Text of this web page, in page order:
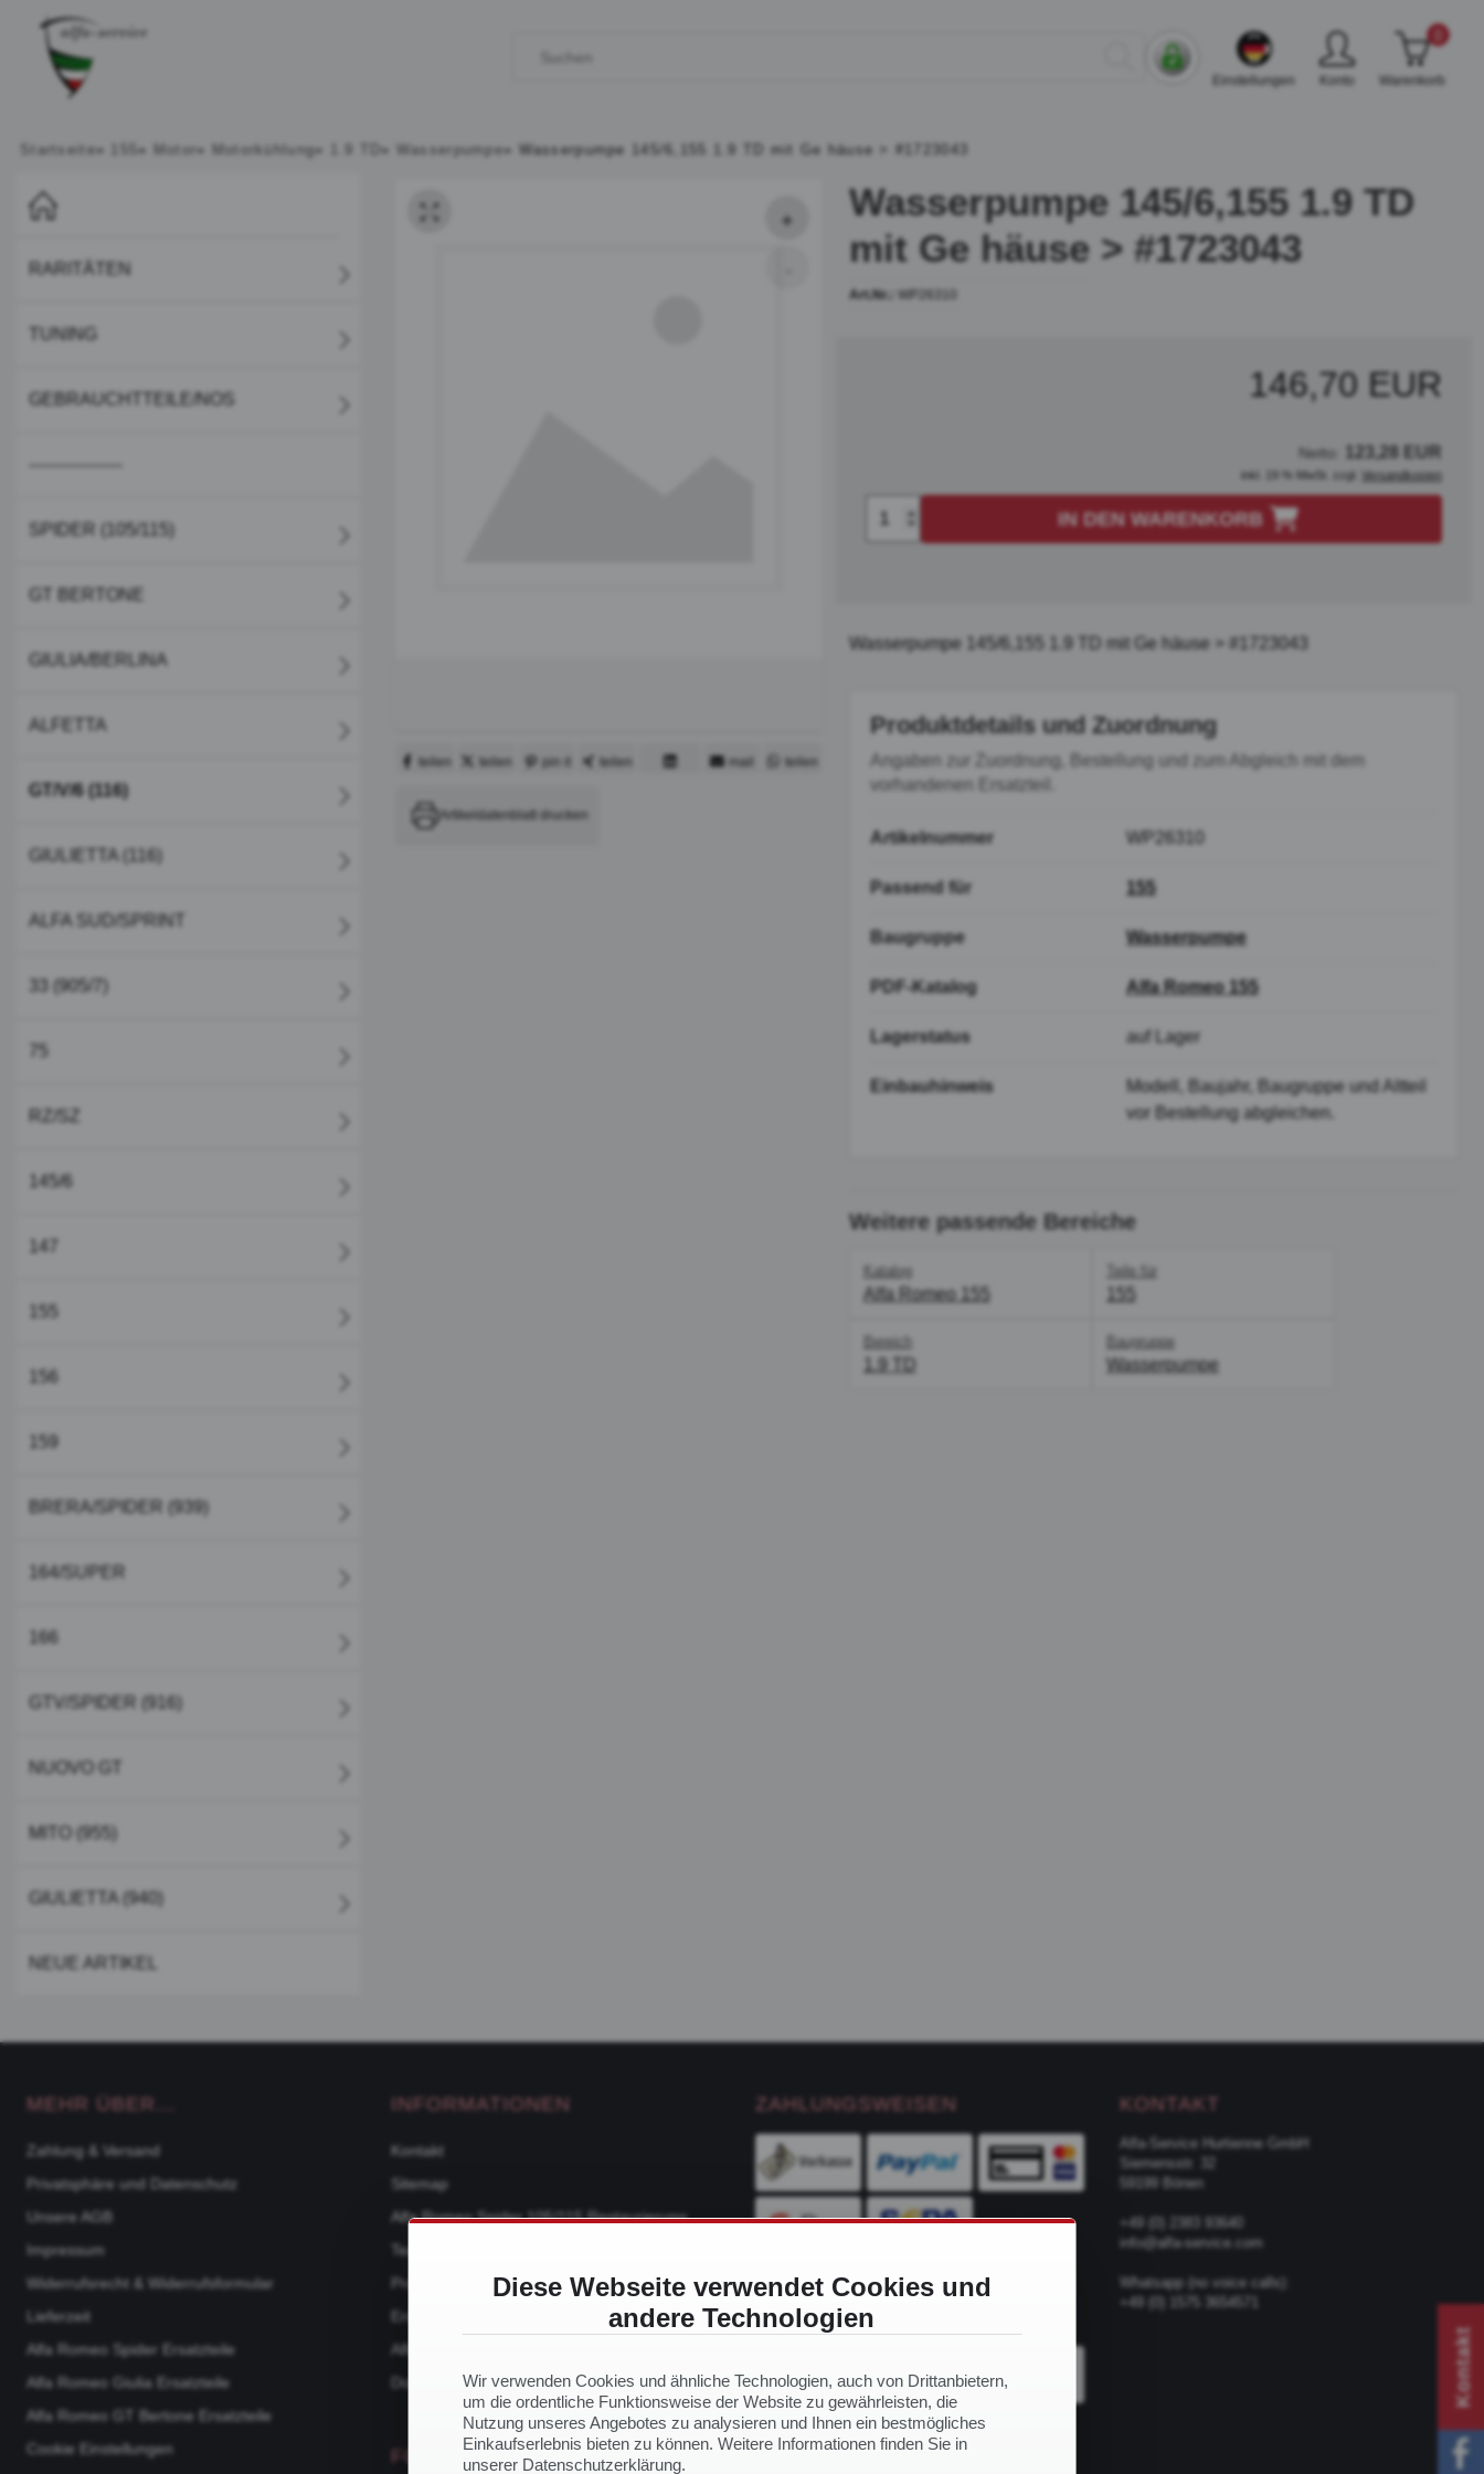
Einstellungen Konto Warenkorb
Startseite» » Motor » Motorkühlung» » Wasserpumpe» Wasserpumpe 145/6,155 1.9 TD mit Ge häuse > #1723043
RARITÄTEN
TUNING
GEBRAUCHTTEILE/NOS
SPIDER (105/115)
GT BERTONE
GIULIA/BERLINA
ALFETTA
GT/V/6 (116)
GIULIETTA (116)
ALFA SUD/SPRINT
33 (905/7)
75
RZ/SZ
145/6
147
156
BRERA/SPIDER (939)
164/SUPER
166
GTV/SPIDER (916)
NUOVO GT
MITO (955)
GIULIETTA (940)
NEUE ARTIKEL
teilen teilen pin it
teilen
mail teilen
Artikeldatenblatt drucken
Wasserpumpe 145/6,155 1.9 TD
mit Ge häuse > #1723043
Art.Nr.: WP26310
146,70 EUR
Netto: 123,28 EUR
inkl. 19 % MwSt. zzgl. Versandkosten
IN DEN WARENKORB
Wasserpumpe 145/6,155 1.9 TD mit Ge häuse > #1723043
Produktdetails und Zuordnung
Angaben zur Zuordnung, Bestellung und zum Abgleich mit dem
vorhandenen Ersatzteil.
Artikelnummer WP26310
Passend für 155
Baugruppe Wasserpumpe
PDF-Katalog Alfa Romeo 155
Lagerstatus auf Lager
Einbauhinweis
Modell, Baujahr, Baugruppe und Altteil
vor Bestellung abgleichen.
Weitere passende Bereiche
Katalog
Alfa Romeo 155
Teile für
155
Bereich
1.9 TD
Baugruppe
Wasserpumpe
MEHR ÜBER...
Zahlung & Versand
Privatsphäre und Datenschutz
Unsere AGB
Impressum
Widerrufsrecht & Widerrufsformular
Lieferzeit
Alfa Romeo Spider Ersatzteile
Alfa Romeo Giulia Ersatzteile
Alfa Romeo GT Bertone Ersatzteile
Cookie Einstellungen
INFORMATIONEN
Kontakt
Sitemap
Alfa Romeo Spider 105/115 Restaurierung
Team
Produktkataloge
Ersatzteile nach Modell
Alfa Romeo 105 Ersatzteile
Downloads
FOLGE UNS
Kontakt
ZAHLUNGSWEISEN
VERSANDDIENSTLEISTER
KONTAKT
Alfa-Service Hurtienne GmbH
Siemensstr. 32
59199 Bönen
+49 (0) 2383 93640
info@alfa-service.com
Whatsapp (no voice calls):
+49 (0) 1575 3654571
Diese Webseite verwendet Cookies und
andere Technologien
Wir verwenden Cookies und ähnliche Technologien, auch von Drittanbietern,
um die ordentliche Funktionsweise der Website zu gewährleisten, die
Nutzung unseres Angebotes zu analysieren und Ihnen ein bestmögliches
Einkaufserlebnis bieten zu können. Weitere Informationen finden Sie in
unserer Datenschutzerklärung.